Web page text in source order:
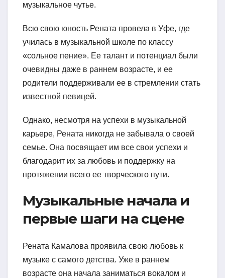
музыкальное чутье.
Всю свою юность Рената провела в Уфе, где
училась в музыкальной школе по классу
«сольное пение». Ее талант и потенциал были
очевидны даже в раннем возрасте, и ее
родители поддерживали ее в стремлении стать
известной певицей.
Однако, несмотря на успехи в музыкальной
карьере, Рената никогда не забывала о своей
семье. Она посвящает им все свои успехи и
благодарит их за любовь и поддержку на
протяжении всего ее творческого пути.
Музыкальные начала и
первые шаги на сцене
Рената Камалова проявила свою любовь к
музыке с самого детства. Уже в раннем
возрасте она начала заниматься вокалом и